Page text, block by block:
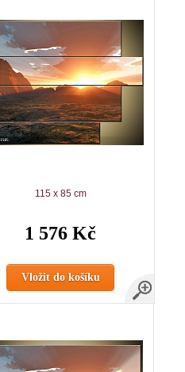
115 x 85 cm
1 576 Kč
Vložit do košíku